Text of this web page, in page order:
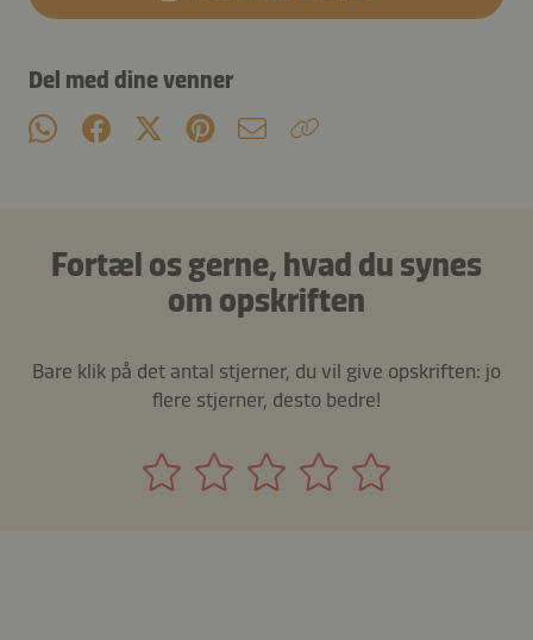
Del med dine venner
Fortæl os gerne, hvad du synes
om opskriften
Bare klik på det antal stjerner, du vil give opskriften: jo
flere stjerner, desto bedre!